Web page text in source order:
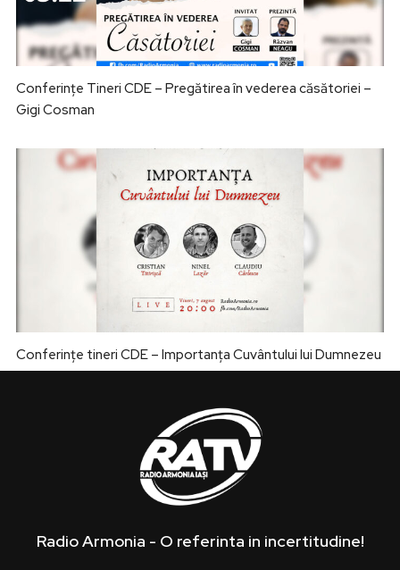
Conferințe Tineri CDE – Pregătirea în vederea căsătoriei –
Gigi Cosman
Conferințe tineri CDE – Importanța Cuvântului lui Dumnezeu
Radio Armonia - O referinta in incertitudine!